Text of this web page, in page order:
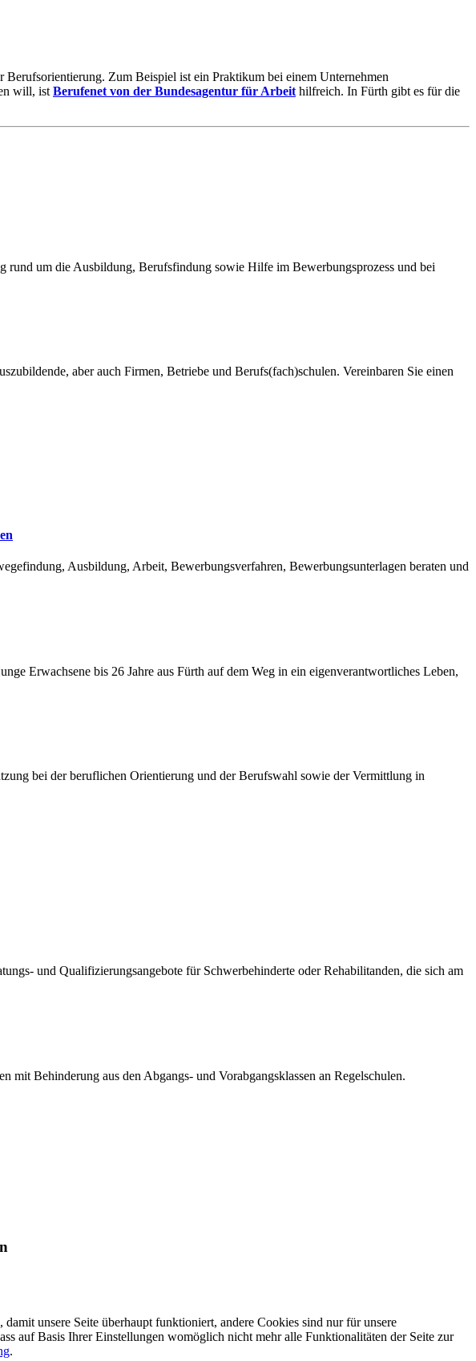
Zum Beispiel ist ein Praktikum bei einem Unternehmen
will, ist Berufenet von der Bundesagentur für Arbeit hilfreich. In Fürth gibt es für die
rund um die Ausbildung, Berufsfindung sowie Hilfe im Bewerbungsprozess und bei
aber auch Firmen, Betriebe und Berufs(fach)schulen. Vereinbaren Sie einen
Ausbildung, Arbeit, Bewerbungsverfahren, Bewerbungsunterlagen beraten und
Erwachsene bis 26 Jahre aus Fürth auf dem Weg in ein eigenverantwortliches Leben,
bei der beruflichen Orientierung und der Berufswahl sowie der Vermittlung in
und Qualifizierungsangebote für Schwerbehinderte oder Rehabilitanden, die sich am
Behinderung aus den Abgangs- und Vorabgangsklassen an Regelschulen.
unsere Seite überhaupt funktioniert, andere Cookies sind nur für unsere
auf Basis Ihrer Einstellungen womöglich nicht mehr alle Funktionalitäten der Seite zur
.